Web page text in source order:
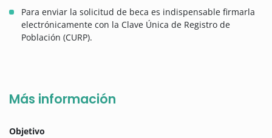
Para enviar la solicitud de beca es indispensable firmarla
electrónicamente con la Clave Única de Registro de
Población (CURP).
Más información
Objetivo